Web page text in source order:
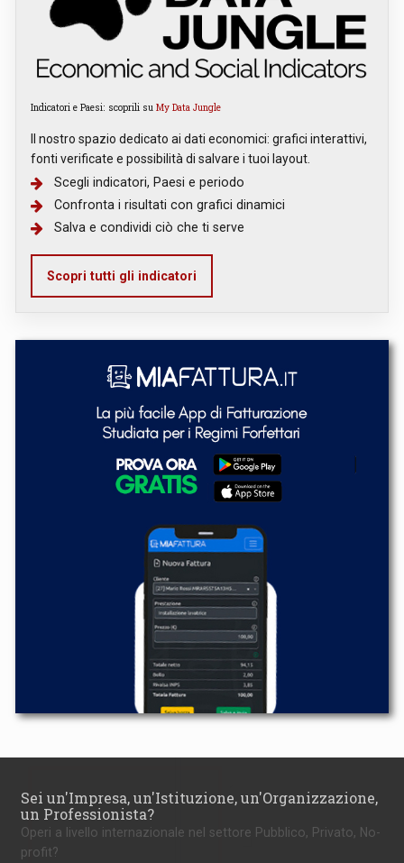
Indicatori e Paesi: scoprili su My Data Jungle
Il nostro spazio dedicato ai dati economici: grafici interattivi,
fonti verificate e possibilità di salvare i tuoi layout.
Scegli indicatori, Paesi e periodo
Confronta i risultati con grafici dinamici
Salva e condividi ciò che ti serve
Scopri tutti gli indicatori
Sei un'Impresa, un'Istituzione, un'Organizzazione,
un Professionista?
Operi a livello internazionale nel settore Pubblico, Privato, No-
profit?